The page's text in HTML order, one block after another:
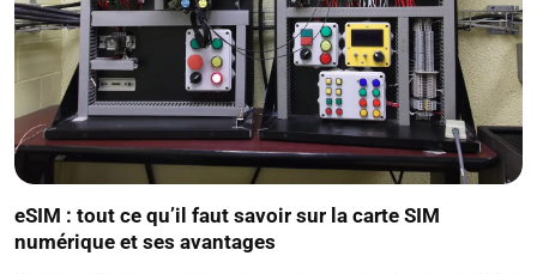
eSIM : tout ce qu’il faut savoir sur la carte SIM
numérique et ses avantages